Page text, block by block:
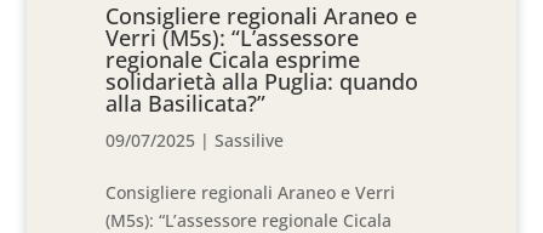
Consigliere regionali Araneo e
Verri (M5s): “L’assessore
regionale Cicala esprime
solidarietà alla Puglia: quando
alla Basilicata?”
09/07/2025 |Sassilive
Consigliere regionali Araneo e Verri
(M5s): “L’assessore regionale Cicala